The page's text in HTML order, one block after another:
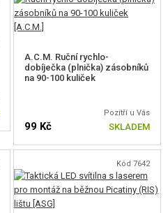
A.C.M. Ruční rychlo-
dobíječka (plnička) zásobníků
na 90-100 kuliček
Pozítří u Vás
99 Kč SKLADEM
Kód 7642